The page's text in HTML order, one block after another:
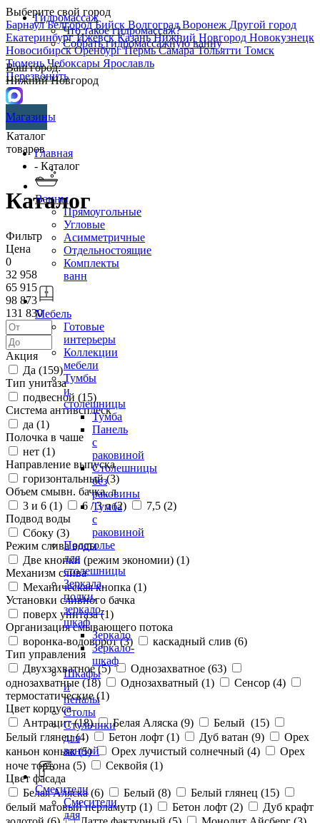
Выберите свой город
БарнаулБелгородБийск ВолгоградВоронеж Другой город
ЕкатеринбургИжевскКазаньНижний Новгород Новокузнецк
НовосибирскОренбургПермьСамараТольятти Томск
ТюменьЧебоксары Ярославль
Перезвонить
Гидромассаж
Что такое гидромассаж?
Собрать гидромассажную ванну
Ваш город:
Нижний Новгород
Магазины
Каталог
товаров
Ванны
Прямоугольные
Угловые
Асимметричные
Отдельностоящие
Комплекты
ванн
Мебель
Готовые
интерьеры
Коллекции
мебели
Тумбы
и
столешницы
Тумба
Панель
с
раковиной
Столешницы
без
раковины
Тумба
с
раковиной
Подстолье
для
столешницы
Зеркала,
полки,
зеркало-
шкаф
Зеркало
Зеркало-
шкаф
Шкафы
и
пеналы
Столы
Стульчики
для
ванной
Смесители
Смесители
для
Главная
- Каталог
Каталог
Фильтр
Цена
0
32 958
65 915
98 873
131 830
Акция
Да (159)
Тип унитаза
подвесной (15)
Система антивсплеск
да (1)
Полочка в чаше
нет (1)
Направление выпуска
горизонтальный (3)
Объем смывн. бачка, л
3 и 6 (1) 6 / 3 л (2) 7,5 (2)
Подвод воды
Сбоку (3)
Режим слива воды
Две кнопки (режим экономии) (1)
Механизм слива
Механическая кнопка (1)
Установки сливного бачка
поверх унитаза (1)
Организация смывающего потока
воронка-водоворот (3) каскадный слив (6)
Тип управления
Двухзахватное (5) Однозахватное (63)
однозахватные (18) Однозахватный (1) Сенсор (4)
термостатические (1)
Цвет корпуса
Антрацит (18) Белая Аляска (9) Белый (15)
Белый глянец (4) Бетон лофт (1) Дуб ватан (9)
Орех
каньон коньяк (5) Орех лучистый солнечный (4)
Орех
ноче тортона (5) Секвойя (1)
Цвет фасада
Белая Аляска (6) Белый (8) Белый глянец (15)
белый матовый перламутр (1) Бетон лофт (2)
Дуб крафт